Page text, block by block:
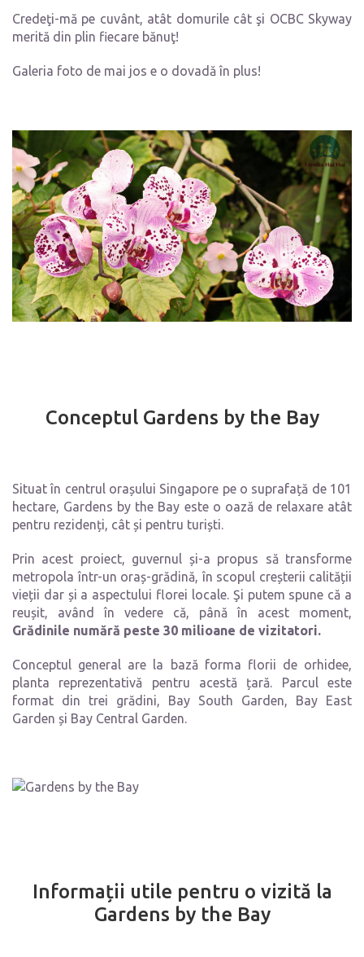
Credeţi-mă pe cuvânt, atât domurile cât şi OCBC Skyway
merită din plin fiecare bănuţ!
Galeria foto de mai jos e o dovadă în plus!
Conceptul Gardens by the Bay
Situat în centrul orașului Singapore pe o suprafață de 101
hectare, Gardens by the Bay este o oază de relaxare atât
pentru rezidenți, cât și pentru turiști.
Prin acest proiect, guvernul și-a propus să transforme
metropola într-un oraș-grădină, în scopul creșterii calității
vieții dar și a aspectului florei locale. Şi putem spune că a
reușit, având în vedere că, până în acest moment,
Grădinile numără peste 30 milioane de vizitatori.
Conceptul general are la bază forma florii de orhidee,
planta reprezentativă pentru acestă țară. Parcul este
format din trei grădini, Bay South Garden, Bay East
Garden și Bay Central Garden.
Informații utile pentru o vizită la
Gardens by the Bay